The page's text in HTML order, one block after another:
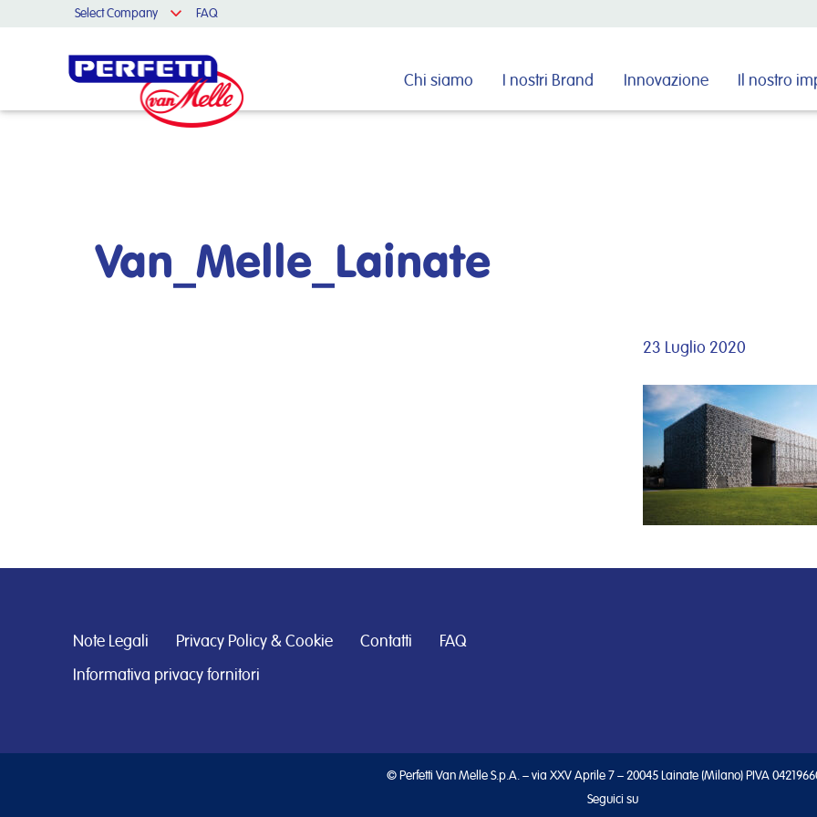
Select Company FAQ
Chi siamo I nostri Brand Innovazione Il nostro
Cerca nel sito
Van_Melle_Lainate
23 Luglio 2020
Note Legali Privacy Policy & Cookie Contatti FAQ
Informativa privacy fornitori
© Perfetti Van Melle S.p.A. – via XXV Aprile 7 – 20045 Lainate (Milano) PIVA
Seguici su